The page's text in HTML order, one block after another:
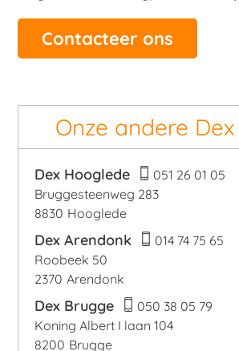
Onze andere
Dex Hooglede
051 26 01 05
Bruggesteenweg 283
8830 Hooglede
Dex Arendonk
014 74 75 65
Roobeek 50
2370 Arendonk
Dex Brugge
050 38 05 79
Koning Albert I laan 104
8200 Brugge